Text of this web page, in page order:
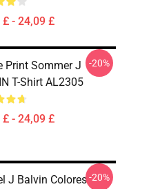
- 24,09 £
Print Sommer J
T-Shirt AL2305
- 24,09 £
-20%
J Balvin Colores-20%